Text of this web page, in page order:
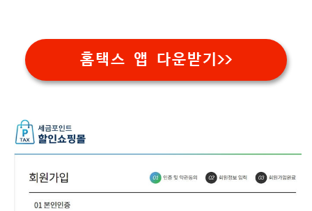
홈택스 앱 다운받기>>